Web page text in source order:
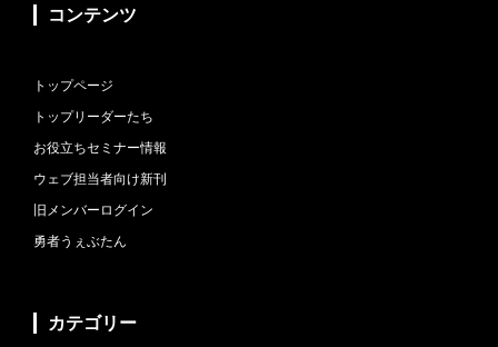
コンテンツ
トップページ
トップリーダーたち
お役立ちセミナー情報
ウェブ担当者向け新刊
旧メンバーログイン
勇者うぇぶたん
カテゴリー